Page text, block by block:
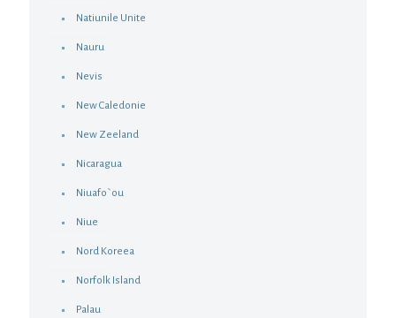
Natiunile Unite
Nauru
Nevis
New Caledonie
New Zeeland
Nicaragua
Niuafo`ou
Niue
Nord Koreea
Norfolk Island
Palau